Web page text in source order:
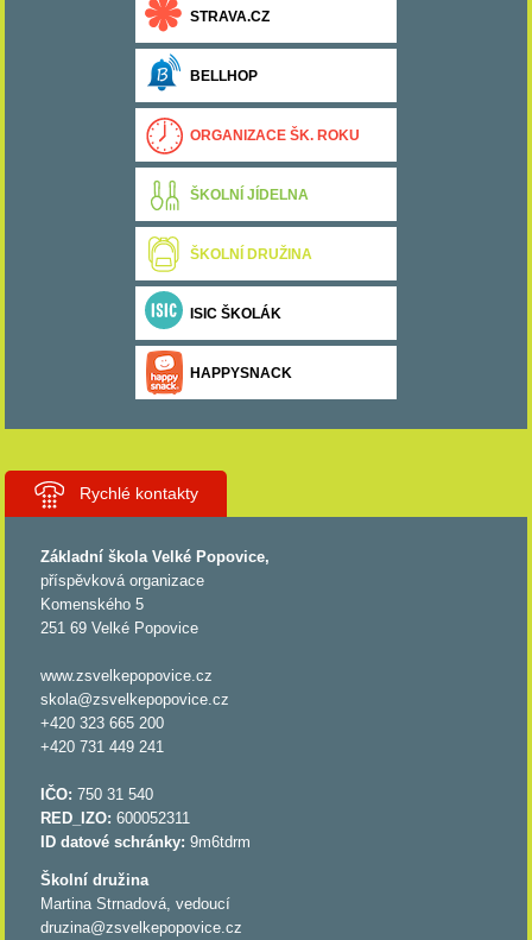
STRAVA.CZ
BELLHOP
ORGANIZACE ŠK. ROKU
ŠKOLNÍ JÍDELNA
ŠKOLNÍ DRUŽINA
ISIC ŠKOLÁK
HAPPYSNACK
Rychlé kontakty
Základní škola Velké Popovice,
příspěvková organizace
Komenského 5
251 69 Velké Popovice
www.zsvelkepopovice.cz
skola@zsvelkepopovice.cz
+420 323 665 200
+420 731 449 241
IČO:750 31 540
RED_IZO: 600052311
ID datové schránky:9m6tdrm
Školní družina
Martina Strnadová, vedoucí
druzina@zsvelkepopovice.cz